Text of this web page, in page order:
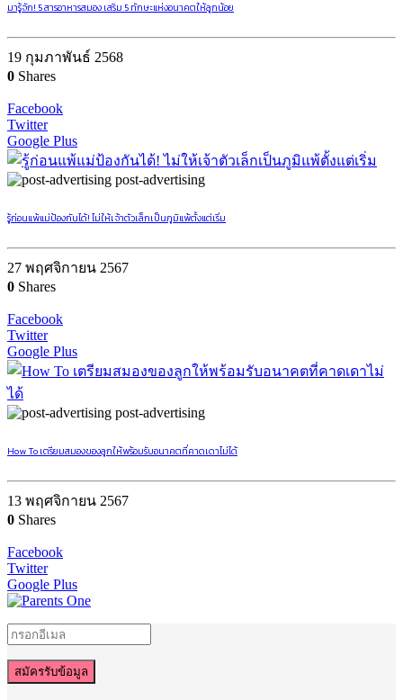
มารู้จัก! 5 สารอาหารสมอง เสริม 5 ทักษะแห่งอนาคตให้ลูกน้อย
19 กุมภาพันธ์ 2568
0 Shares
Facebook
Twitter
Google Plus
post-advertising
รู้ก่อนแพ้แม่ป้องกันได้! ไม่ให้เจ้าตัวเล็กเป็นภูมิแพ้ตั้งแต่เริ่ม
27 พฤศจิกายน 2567
0 Shares
Facebook
Twitter
Google Plus
post-advertising
How To เตรียมสมองของลูกให้พร้อมรับอนาคตที่คาดเดาไม่ได้
13 พฤศจิกายน 2567
0 Shares
Facebook
Twitter
Google Plus
สมัครรับข้อมูล